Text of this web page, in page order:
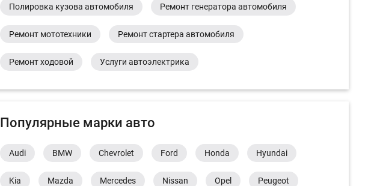
Полировка кузова автомобиля Ремонт генератора автомобиля
Ремонт мототехники Ремонт стартера автомобиля
Ремонт ходовой Услуги автоэлектрика
Популярные марки авто
Audi BMW Chevrolet Ford Honda Hyundai
Kia Mazda Mercedes Nissan Opel Peugeot